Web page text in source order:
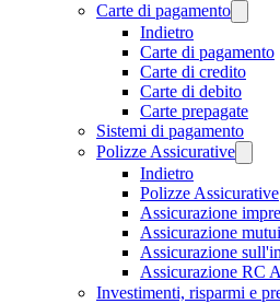
Carte di pagamento
Indietro
Carte di pagamento
Carte di credito
Carte di debito
Carte prepagate
Sistemi di pagamento
Polizze Assicurative
Indietro
Polizze Assicurative
Assicurazione
Assicurazione
Assicurazione
Assicurazione RC
Investimenti, risparmi e